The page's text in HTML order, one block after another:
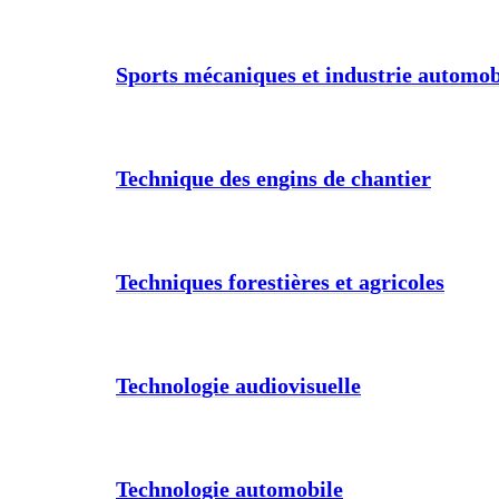
Sports mécaniques et industrie
Technique des engins de chantier
Techniques forestières et agricoles
Technologie audiovisuelle
Technologie automobile